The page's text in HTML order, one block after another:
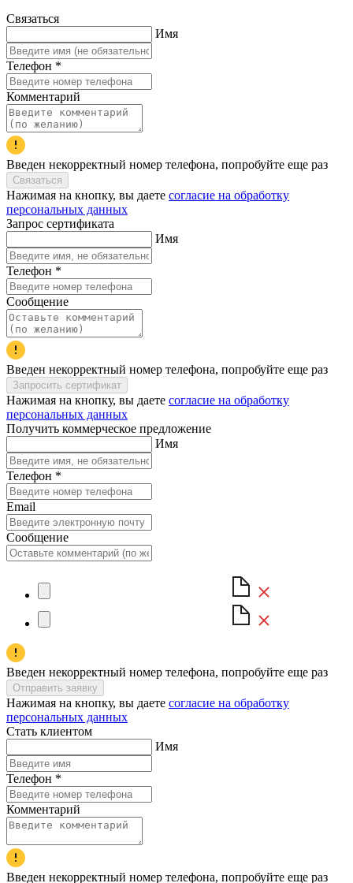
Связаться
Имя
Телефон *
Комментарий
Введен некорректный номер телефона, попробуйте еще раз
Связаться
Нажимая на кнопку, вы даете согласие на обработку
персональных данных
Запрос сертификата
Имя
Телефон *
Сообщение
Введен некорректный номер телефона, попробуйте еще раз
Запросить сертификат
Нажимая на кнопку, вы даете согласие на обработку
персональных данных
Получить коммерческое предложение
Имя
Телефон *
Email
Сообщение
Введен некорректный номер телефона, попробуйте еще раз
Отправить заявку
Нажимая на кнопку, вы даете согласие на обработку
персональных данных
Стать клиентом
Имя
Телефон *
Комментарий
Введен некорректный номер телефона, попробуйте еще раз